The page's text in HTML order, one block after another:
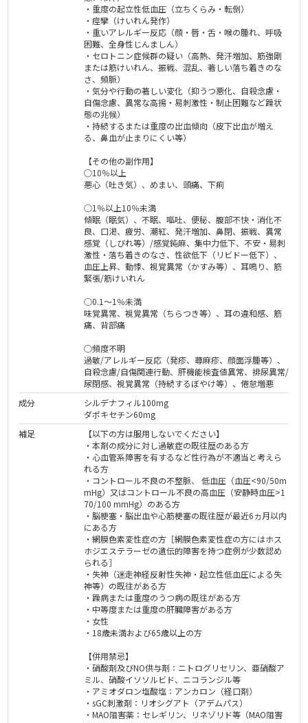
・重度の起立性低血圧（立ちくらみ・転倒）
・痙攣（けいれん発作）
・重いアレルギー反応（顔・唇・舌・喉の腫れ、呼吸
困難、全身性じんましん）
・セロトニン症候群の疑い（高熱、発汗増加、筋強剛
または筋けいれん、振戦、混乱、著しい落ち着きのな
さ、頻脈）
・気分や行動の著しい変化（抑うつ悪化、自殺念慮・
自傷念慮、異常な高揚・易刺激性・制止困難など躁状
態の兆候）
・持続するまたは重度の出血傾向（皮下出血が増え
る、鼻血が止まりにくい等）
【その他の副作用】
○10％以上
悪心（吐き気）、めまい、頭痛、下痢
○1％以上10％未満
傾眠（眠気）、不眠、嘔吐、便秘、腹部不快・消化不
良、口渇、疲労、潮紅、発汗増加、鼻閉、振戦、異常
感覚（しびれ等）/感覚鈍麻、集中力低下、不安・易刺
激性・落ち着きのなさ、性欲低下（リビドー低下）、
血圧上昇、動悸、視覚異常（かすみ等）、耳鳴り、筋
緊張/筋けいれん
○0.1～1％未満
味覚異常、視覚異常（ちらつき等）、耳の違和感、筋
痛、背部痛
○頻度不明
過敏/アレルギー反応（発疹、蕁麻疹、顔面浮腫等）、
自殺念慮/自傷関連行動、肝機能検査値異常、排尿異常/
尿閉感、視覚異常（持続するぼやけ等）、倦怠増悪
成分
シルデナフィル100mg
ダポキセチン60mg
補足
【以下の方は服用しないでください】
・本剤の成分に対し過敏症の既往歴のある方
・心血管系障害を有するなど性行為が不適当と考えら
れる方
・コントロール不良の不整脈、 低⾎圧（⾎圧<90/50m
mHg）⼜はコントロール不良の⾼⾎圧（安静時⾎圧>1
70/100 mmHg）のある方
・脳梗塞・脳出血や心筋梗塞の既往歴が最近6ヵ月以内
にある方
・網膜色素変性症の方［網膜色素変性症の方にはホス
ホジエステラーゼの遺伝的障害を持つ症例が少数認め
られる］
・失神（迷走神経反射性失神・起立性低血圧による失
神等）の既往がある方
・躁病または重度のうつ病の既往がある方
・中等度または重度の肝臓障害がある方
・女性
・18歳未満および65歳以上の方
【併用禁忌】
・硝酸剤及びNO供与剤：ニトログリセリン、亜硝酸ア
ミル、硝酸イソソルビド、ニコランジル等
・アミオダロン塩酸塩：アンカロン（経口剤）
・sGC刺激剤：リオシグアト（アデムパス）
・MAO阻害薬：セレギリン、リネゾリド等（MAO阻害